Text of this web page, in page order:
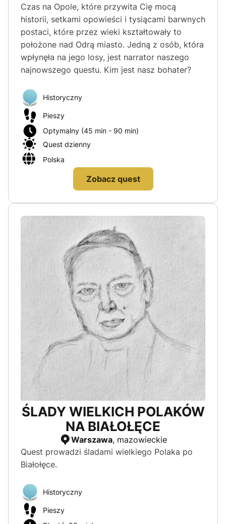
Czas na Opole, które przywita Cię mocą
historii, setkami opowieści i tysiącami barwnych
postaci, które przez wieki kształtowały to
położone nad Odrą miasto. Jedną z osób, która
wpłynęła na jego losy, jest narrator naszego
najnowszego questu. Kim jest nasz bohater?
Historyczny
Pieszy
Optymalny (45 min - 90 min)
Quest dzienny
Polska
Zobacz quest
ŚLADY WIELKICH POLAKÓW
NA BIAŁOŁĘCE
Warszawa, mazowieckie
Quest prowadzi śladami wielkiego Polaka po
Białołęce.
Historyczny
Pieszy